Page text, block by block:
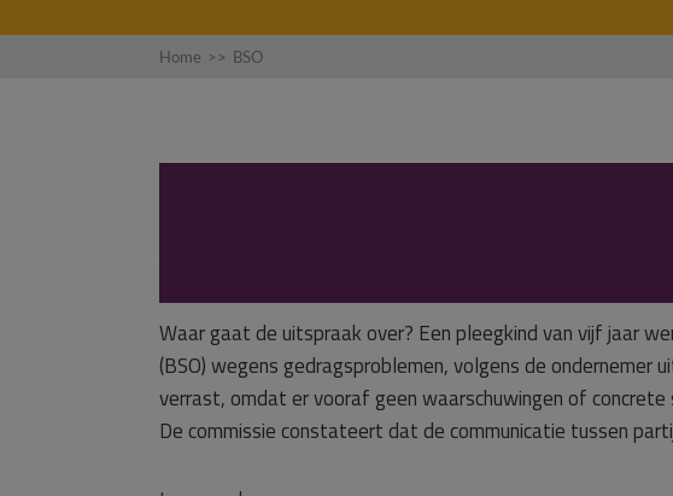
Home >> BSO
Waar gaat de uitspraak over? Een pleegkind van vijf jaar
(BSO) wegens gedragsproblemen, volgens de ondernemer
verrast, omdat er vooraf geen waarschuwingen of
De commissie constateert dat de communicatie tussen